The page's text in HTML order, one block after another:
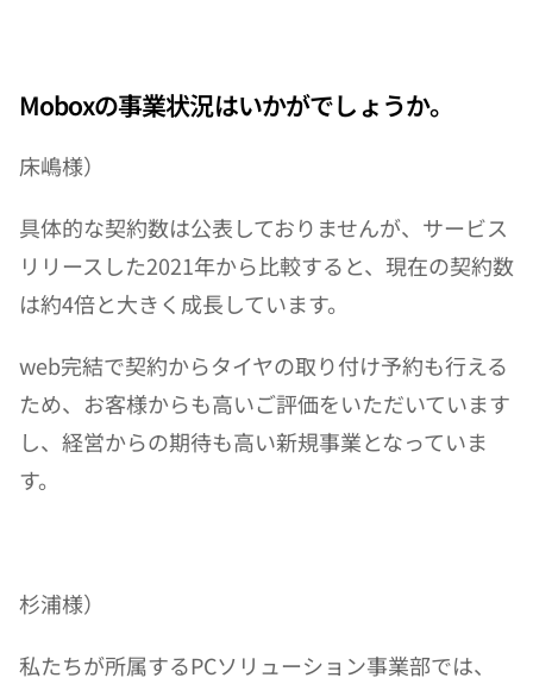
Moboxの事業状況はいかがでしょうか。
床嶋様）
具体的な契約数は公表しておりませんが、サービス
リリースした2021年から比較すると、現在の契約数
は約4倍と大きく成長しています。
web完結で契約からタイヤの取り付け予約も行える
ため、お客様からも高いご評価をいただいています
し、経営からの期待も高い新規事業となっていま
す。
杉浦様）
私たちが所属するPCソリューション事業部では、